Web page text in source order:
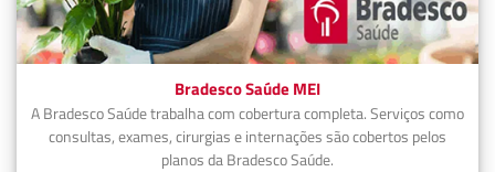
Bradesco Saúde MEI
A Bradesco Saúde trabalha com cobertura completa. Serviços como
consultas, exames, cirurgias e internações são cobertos pelos
planos da Bradesco Saúde.